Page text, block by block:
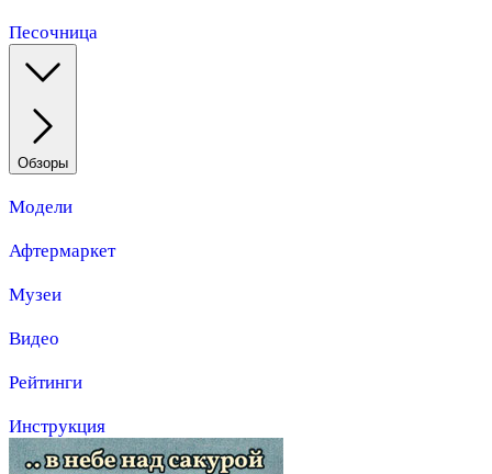
Песочница
Обзоры
Модели
Афтермаркет
Музеи
Видео
Рейтинги
Инструкция